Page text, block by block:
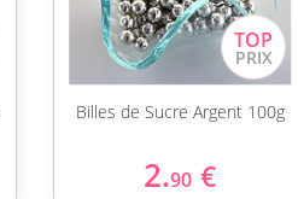
Billes de Sucre Argent 100g
2.90 €